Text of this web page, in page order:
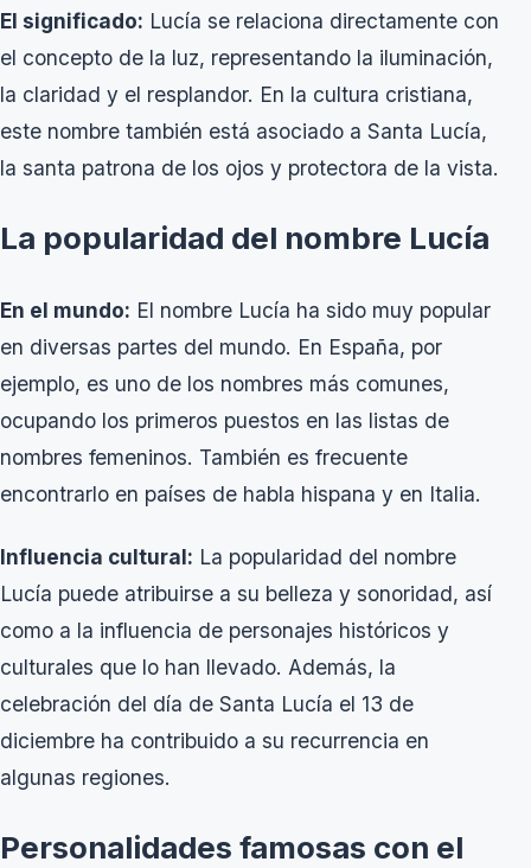
El significado: Lucía se relaciona directamente con
el concepto de la luz, representando la iluminación,
la claridad y el resplandor. En la cultura cristiana,
este nombre también está asociado a Santa Lucía,
la santa patrona de los ojos y protectora de la vista.
La popularidad del nombre Lucía
En el mundo: El nombre Lucía ha sido muy popular
en diversas partes del mundo. En España, por
ejemplo, es uno de los nombres más comunes,
ocupando los primeros puestos en las listas de
nombres femeninos. También es frecuente
encontrarlo en países de habla hispana y en Italia.
Influencia cultural: La popularidad del nombre
Lucía puede atribuirse a su belleza y sonoridad, así
como a la influencia de personajes históricos y
culturales que lo han llevado. Además, la
celebración del día de Santa Lucía el 13 de
diciembre ha contribuido a su recurrencia en
algunas regiones.
Personalidades famosas con el